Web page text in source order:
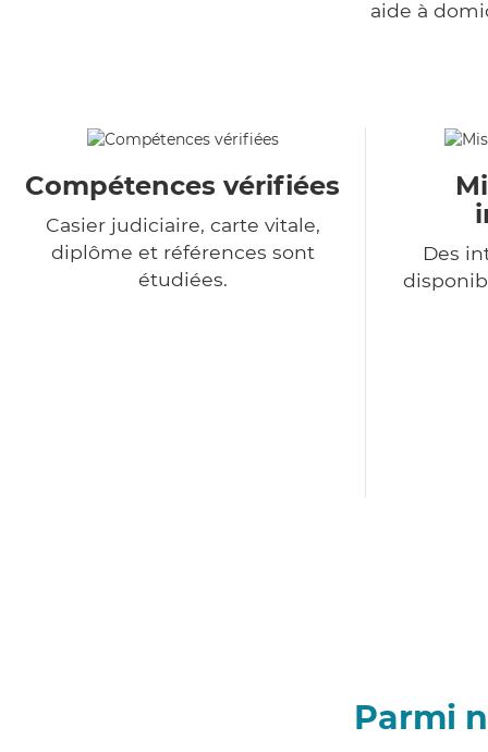
aide à
Compétences vérifiées
Casier judiciaire, carte vitale,
diplôme et références sont
étudiées.
Des
Parmi